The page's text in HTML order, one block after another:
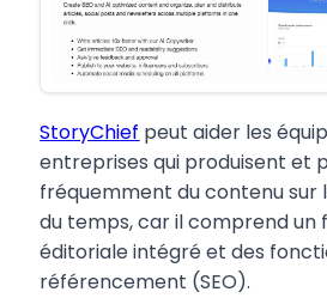
StoryChief peut aider les
entreprises qui produisent et
fréquemment du contenu sur
du temps, car il comprend un
éditoriale intégré et des
référencement (SEO).